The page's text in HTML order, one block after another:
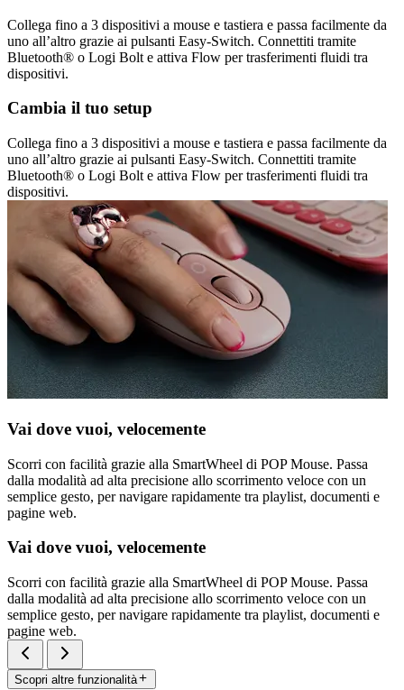
Collega fino a 3 dispositivi a mouse e tastiera e passa facilmente da
uno all’altro grazie ai pulsanti Easy-Switch. Connettiti tramite
Bluetooth® o Logi Bolt e attiva Flow per trasferimenti fluidi tra
dispositivi.
Cambia il tuo setup
Collega fino a 3 dispositivi a mouse e tastiera e passa facilmente da
uno all’altro grazie ai pulsanti Easy-Switch. Connettiti tramite
Bluetooth® o Logi Bolt e attiva Flow per trasferimenti fluidi tra
dispositivi.
Vai dove vuoi, velocemente
Scorri con facilità grazie alla SmartWheel di POP Mouse. Passa
dalla modalità ad alta precisione allo scorrimento veloce con un
semplice gesto, per navigare rapidamente tra playlist, documenti e
pagine web.
Vai dove vuoi, velocemente
Scorri con facilità grazie alla SmartWheel di POP Mouse. Passa
dalla modalità ad alta precisione allo scorrimento veloce con un
semplice gesto, per navigare rapidamente tra playlist, documenti e
pagine web.
Scopri altre funzionalità